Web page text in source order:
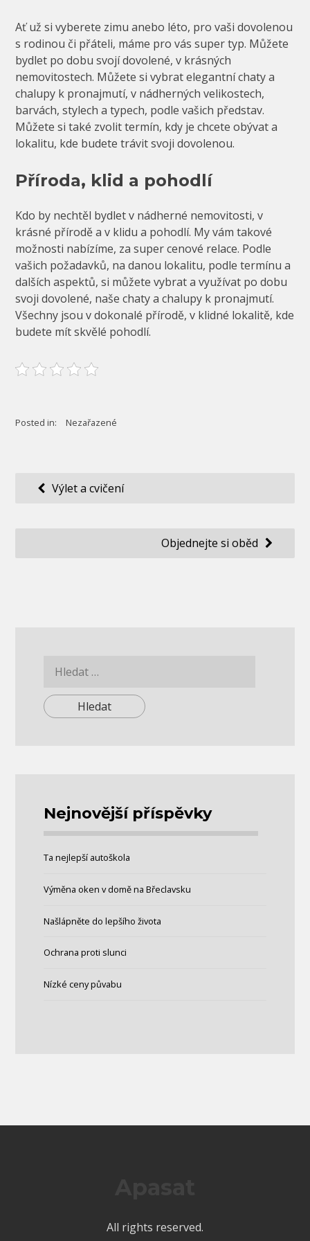
Ať už si vyberete zimu anebo léto, pro vaši dovolenou
s rodinou či přáteli, máme pro vás super typ. Můžete
bydlet po dobu svojí dovolené, v krásných
nemovitostech. Můžete si vybrat elegantníchaty a
chalupy k pronajmutí, v nádherných velikostech,
barvách, stylech a typech, podle vašich představ.
Můžete si také zvolit termín, kdy je chcete obývat a
lokalitu, kde budete trávit svoji dovolenou.
Příroda, klid a pohodlí
Kdo by nechtěl bydlet v nádherné nemovitosti, v
krásné přírodě a v klidu a pohodlí. My vám takové
možnosti nabízíme, za super cenové relace. Podle
vašich požadavků, na danou lokalitu, podle termínu a
dalších aspektů, si můžete vybrat a využívat po dobu
svoji dovolené, naše chaty a chalupy k pronajmutí.
Všechny jsou v dokonalé přírodě, v klidné lokalitě, kde
budete mít skvělé pohodlí.
Posted in: Nezařazené
Navigace
Výlet a cvičení
Objednejte si oběd
Nejnovější příspěvky
Ta nejlepší autoškola
Výměna oken v domě na Břeclavsku
Našlápněte do lepšího života
Ochrana proti slunci
Nízké ceny půvabu
All rights reserved.